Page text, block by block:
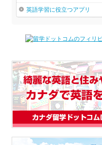
英語学習に役立つアプリ